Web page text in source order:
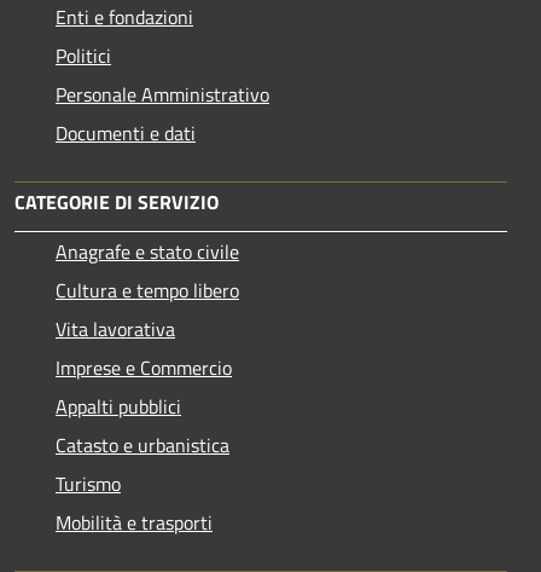
Enti e fondazioni
Politici
Personale Amministrativo
Documenti e dati
CATEGORIE DI SERVIZIO
Anagrafe e stato civile
Cultura e tempo libero
Vita lavorativa
Imprese e Commercio
Appalti pubblici
Catasto e urbanistica
Turismo
Mobilità e trasporti